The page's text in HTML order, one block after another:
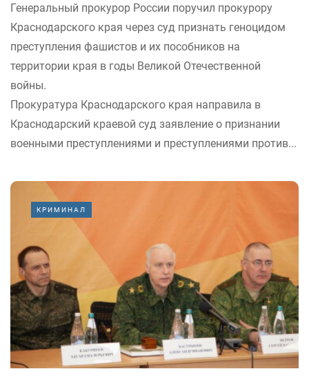
Генеральный прокурор России поручил прокурору
Краснодарского края через суд признать геноцидом
преступления фашистов и их пособников на
территории края в годы Великой Отечественной
войны.
Прокуратура Краснодарского края направила в
Краснодарский краевой суд заявление о признании
военными преступлениями и преступлениями против...
КРИМИНАЛ